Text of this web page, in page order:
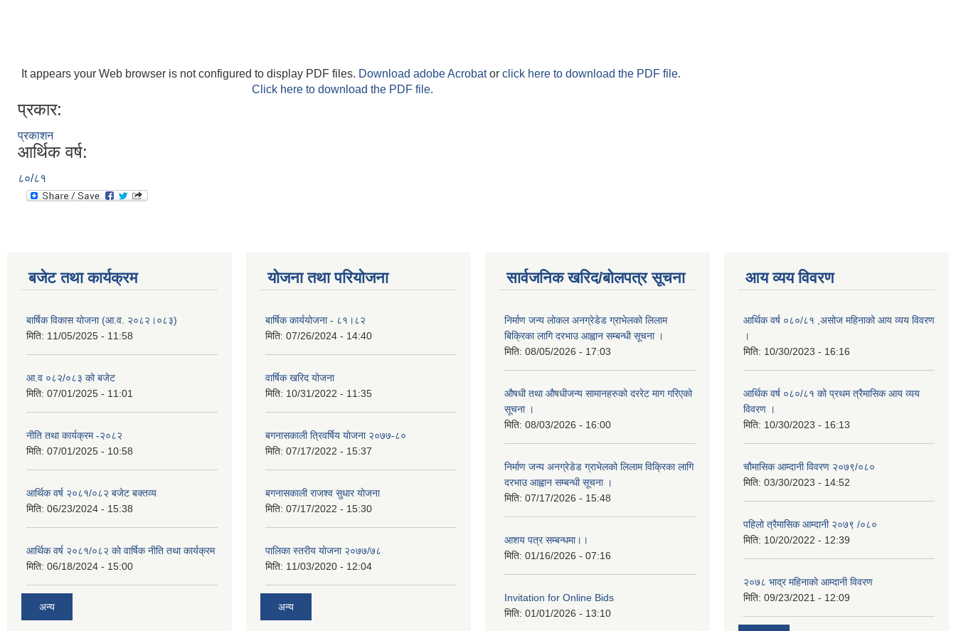
It appears your Web browser is not configured to display PDF files. Download adobe Acrobator click here to download the PDF file.
Click here to download the PDF file.
प्रकार:
प्रकाशन
आर्थिक वर्ष:
८०/८१
बजेट तथा कार्यक्रम
बार्षिक विकास योजना (आ.व. २०८२।०८३)
मिति: 11/05/2025 - 11:58
आ.व ०८२/०८३ को बजेट
मिति: 07/01/2025 - 11:01
नीति तथा कार्यक्रम -२०८२
मिति: 07/01/2025 - 10:58
आर्थिक वर्ष २०८१/०८२ बजेट बक्तव्य
मिति: 06/23/2024 - 15:38
आर्थिक वर्ष २०८१/०८२ काे वार्षिक नीति तथा कार्यक्रम
मिति: 06/18/2024 - 15:00
अन्य
योजना तथा परियोजना
बार्षिक कार्ययोजना - ८१।८२
मिति: 07/26/2024 - 14:40
वार्षिक खरिद योजना
मिति: 10/31/2022 - 11:35
बगनासकाली त्रिवर्षिय याेजना २०७७-८०
मिति: 07/17/2022 - 15:37
बगनासकाली राजश्व सुधार याेजना
मिति: 07/17/2022 - 15:30
पालिका स्तरीय योजना २०७७/७८
मिति: 11/03/2020 - 12:04
अन्य
सार्वजनिक खरिद/बोलपत्र सूचना
निर्माण जन्य लोकल अनग्रेडेड ग्राभेलको लिलाम
बिक्रिका लागि दरभाउ आह्वान सम्बन्धी सूचना ।
मिति: 08/05/2026 - 17:03
औषधी तथा औषधीजन्य सामानहरुको दररेट माग गरिएको
सूचना ।
मिति: 08/03/2026 - 16:00
निर्माण जन्य अनग्रेडेड ग्राभेलको लिलाम विक्रिका लागि
दरभाउ आह्वान सम्बन्धी सूचना ।
मिति: 07/17/2026 - 15:48
आशय पत्र सम्बन्धमा।।
मिति: 01/16/2026 - 07:16
Invitation for Online Bids
मिति: 01/01/2026 - 13:10
आय व्यय विवरण
आर्थिक वर्ष ०८०/८१ ,असोज महिनाको आय व्यय विवरण
।
मिति: 10/30/2023 - 16:16
आर्थिक वर्ष ०८०/८१ को प्रथम त्रैमासिक आय व्यय
विवरण ।
मिति: 10/30/2023 - 16:13
चौमासिक आम्दानी विवरण २०७९/०८०
मिति: 03/30/2023 - 14:52
पहिलो त्रैमासिक आम्दानी २०७९ /०८०
मिति: 10/20/2022 - 12:39
२०७८ भाद्र महिनाकाे आम्दानी विवरण
मिति: 09/23/2021 - 12:09